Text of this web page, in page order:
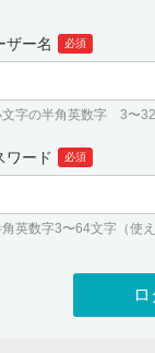
ザー名 必須
字の半角英数字 3〜
ワード 必須
英数字3〜64文字（使え